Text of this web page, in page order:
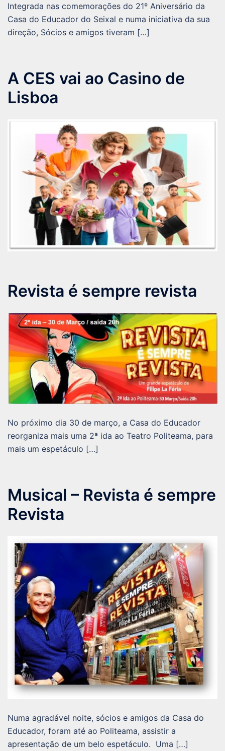
Integrada nas comemorações do 21º Aniversário da
Casa do Educador do Seixal e numa iniciativa da sua
direção, Sócios e amigos tiveram […]
A CES vai ao Casino de
Lisboa
Revista é sempre revista
No próximo dia 30 de março, a Casa do Educador
reorganiza mais uma 2ª ida ao Teatro Politeama, para
mais um espetáculo […]
Musical – Revista é sempre
Revista
Numa agradável noite, sócios e amigos da Casa do
Educador, foram até ao Politeama, assistir a
apresentação de um belo espetáculo. Uma […]